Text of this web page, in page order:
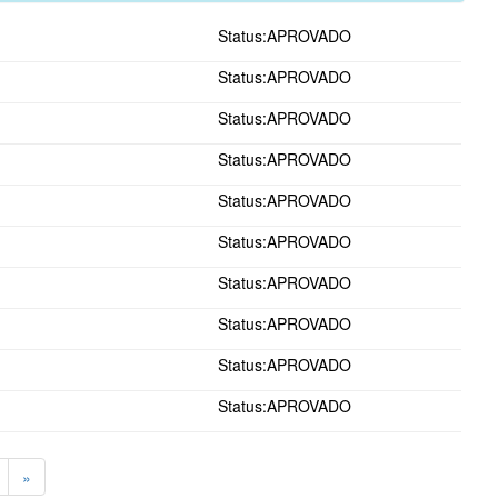
Status:APROVADO
Status:APROVADO
Status:APROVADO
Status:APROVADO
Status:APROVADO
Status:APROVADO
Status:APROVADO
Status:APROVADO
Status:APROVADO
Status:APROVADO
»